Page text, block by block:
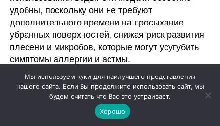
удобны, поскольку они не требуют
дополнительного времени на просыхание
убранных поверхностей, снижая риск развития
плесени и микробов, которые могут усугубить
симптомы аллергии и астмы.
Выбор пылесоса для сухой уборки становится
предпочтительным в следующих ситуациях:
Когда необходимо быстро и эффективно
Мы используем куки для наилучшего представления
нашего сайта. Если Вы продолжите использовать сайт, мы
будем считать что Вас это устраивает.
Хорошо